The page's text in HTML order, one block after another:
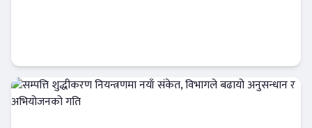
फिन–टेक